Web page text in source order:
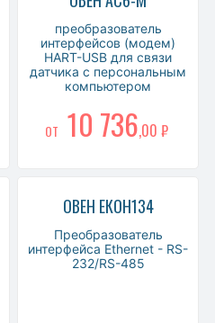
преобразователь
интерфейсов (модем)
HART-USB для связи
датчика с персональным
компьютером
ОТ 10 736,00 ₽
ОВЕН ЕКОН134
Преобразователь
интерфейса Ethernet - RS-
232/RS-485